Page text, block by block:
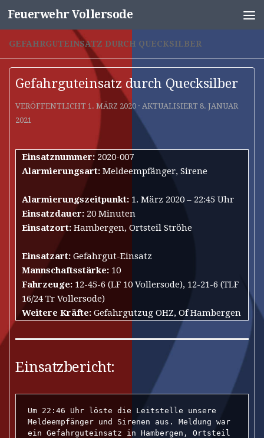
Unter dem Inhalt
Feuerwehr Vollersode
GEFAHRGUTEINSATZ DURCH QUECKSILBER
Gefahrguteinsatz durch Quecksilber
VERÖFFENTLICHT 1. MÄRZ 2020 · AKTUALISIERT 8. JANUAR
2021
Einsatznummer: 2020-007
Alarmierungsart: Meldeempfänger, Sirene
Alarmierungszeitpunkt: 1. März 2020 – 22:45 Uhr
Einsatzdauer: 20 Minuten
Einsatzort: Hambergen, Ortsteil Ströhe
Einsatzart: Gefahrgut-Einsatz
Mannschaftsstärke: 10
Fahrzeuge: 12-45-6 (LF 10 Vollersode), 12-21-6 (TLF
16/24 Tr Vollersode)
Weitere Kräfte: Gefahrgutzug OHZ, Of Hambergen
Einsatzbericht:
Um 22:46 Uhr löste die Leitstelle unsere
Meldeempfänger und Sirenen aus. Meldung war
ein Gefahrguteinsatz in Hambergen, Ortsteil